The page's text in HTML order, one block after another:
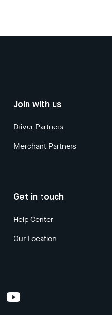
Join with us
Driver Partners
Merchant Partners
Get in touch
Help Center
Our Location